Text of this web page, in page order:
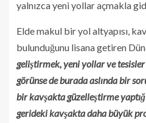
yalnızca yeni yollar açmakla
Elde makul bir yol altyapısı,
bulunduğunu lisana getiren
geliştirmek, yeni yollar ve
görünse de burada aslında bir
bir kavşakta güzelleştirme
gerideki kavşakta daha büyük